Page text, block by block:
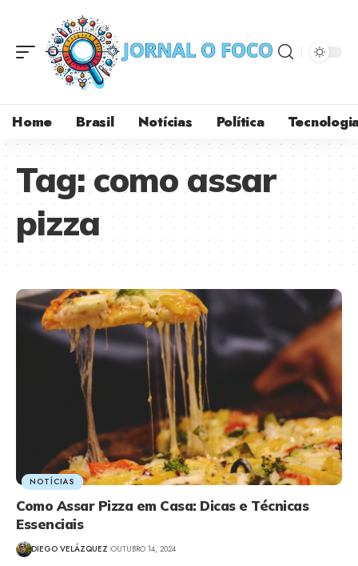
Home Brasil Notícias Política
Tag:como assar
pizza
NOTÍCIAS
Como Assar Pizza em Casa: Dicas e Técnicas
Essenciais
DIEGO VELÁZQUEZ OUTUBRO 14, 2024